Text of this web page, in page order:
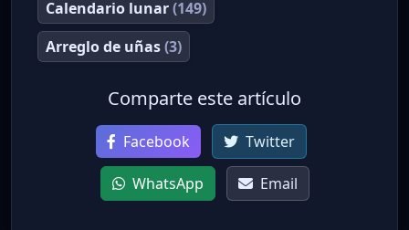
Calendario lunar(149)
Arreglo de uñas(3)
Comparte este artículo
Facebook Twitter
WhatsApp Email